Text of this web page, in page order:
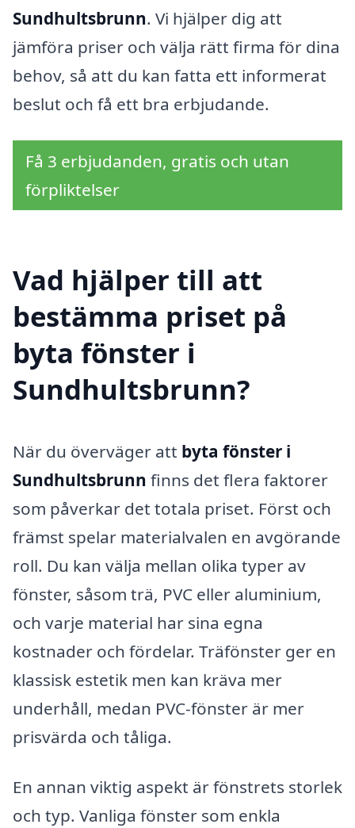
Sundhultsbrunn. Vi hjälper dig att
jämföra priser och välja rätt firma för dina
behov, så att du kan fatta ett informerat
beslut och få ett bra erbjudande.
Få 3 erbjudanden, gratis och utan
förpliktelser
Vad hjälper till att
bestämma priset på
byta fönster i
Sundhultsbrunn?
När du överväger att byta fönster i
Sundhultsbrunn finns det flera faktorer
som påverkar det totala priset. Först och
främst spelar materialvalen en avgörande
roll. Du kan välja mellan olika typer av
fönster, såsom trä, PVC eller aluminium,
och varje material har sina egna
kostnader och fördelar. Träfönster ger en
klassisk estetik men kan kräva mer
underhåll, medan PVC-fönster är mer
prisvärda och tåliga.
En annan viktig aspekt är fönstrets storlek
och typ. Vanliga fönster som enkla